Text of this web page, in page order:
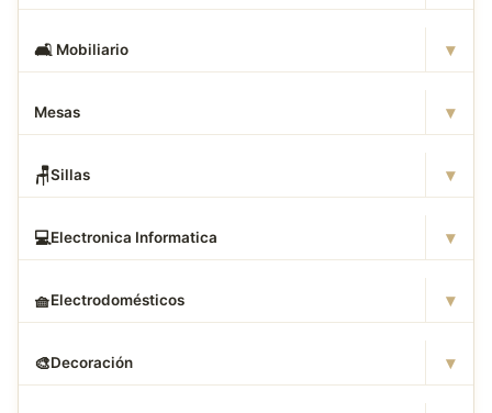
🛋 ️ Mobiliario ▾
Mesas ▾
🪑Sillas ▾
💻Electronica Informatica ▾
🧺Electrodomésticos ▾
🎨Decoración ▾